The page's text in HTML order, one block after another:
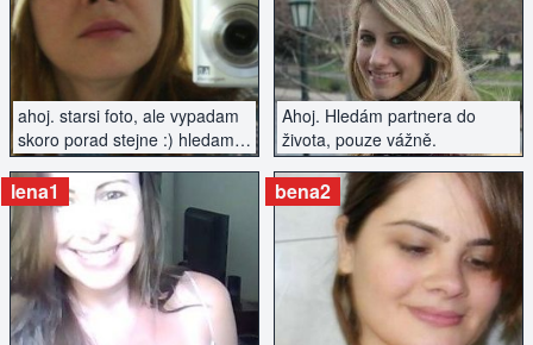
ahoj. starsi foto, ale vypadam
skoro porad stejne :) hledam
fajn chlapa, klidne i na vazny
vztah...
Ahoj. Hledám partnera do
života, pouze vážně.
lena1
ZOBRAZIT INZERÁT
bena2
ZOBRAZIT INZERÁT